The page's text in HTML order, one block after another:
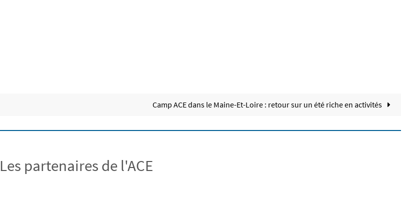
Camp ACE dans le Maine-Et-Loire : retour sur un été riche en activités
Les partenaires de l'ACE